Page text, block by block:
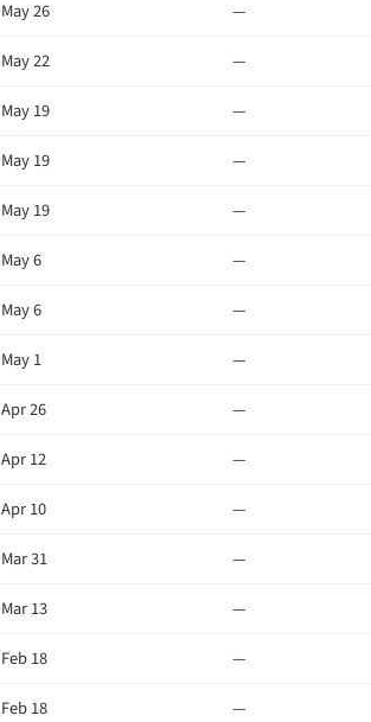
May 26 —
May 22 —
May 19 —
May 19 —
May 19 —
May 6 —
May 6 —
May 1 —
Apr 26 —
Apr 12 —
Apr 10 —
Mar 31 —
Mar 13 —
Feb 18 —
Feb 18 —